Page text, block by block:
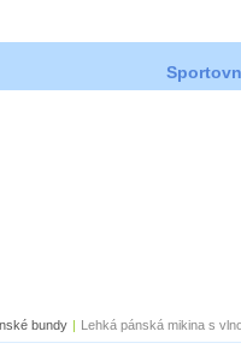
bundy | Lehká pánská mikina s